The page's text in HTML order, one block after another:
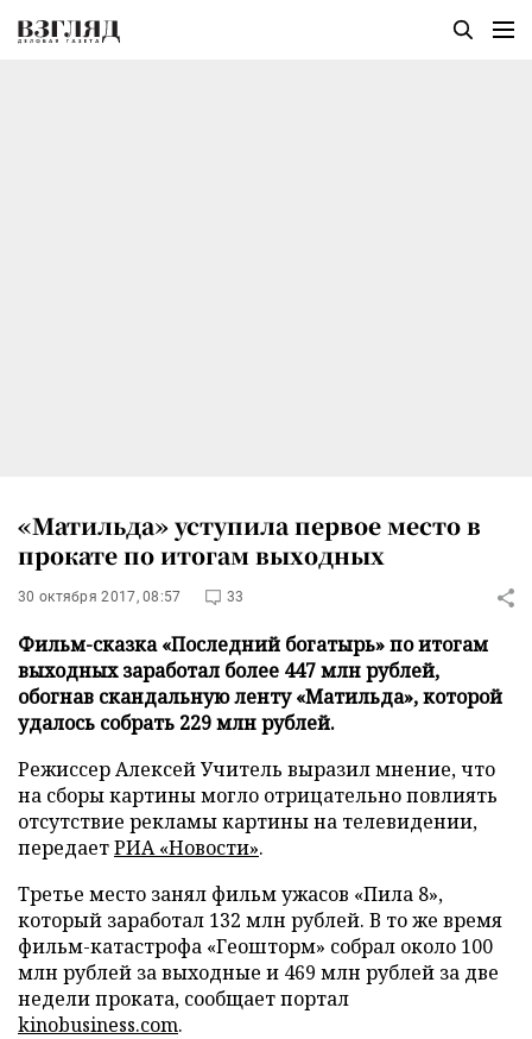
«Матильда» уступила первое место в
прокате по итогам выходных
30 октября 2017, 08:57 33
Фильм-сказка «Последний богатырь» по итогам
выходных заработал более 447 млн рублей,
обогнав скандальную ленту «Матильда», которой
удалось собрать 229 млн рублей.
Режиссер Алексей Учитель выразил мнение, что
на сборы картины могло отрицательно повлиять
отсутствие рекламы картины на телевидении,
передаетРИА «Новости».
Третье место занял фильм ужасов «Пила 8»,
который заработал 132 млн рублей. В то же время
фильм-катастрофа «Геошторм» собрал около 100
млн рублей за выходные и 469 млн рублей за две
недели проката, сообщает портал
kinobusiness.com.